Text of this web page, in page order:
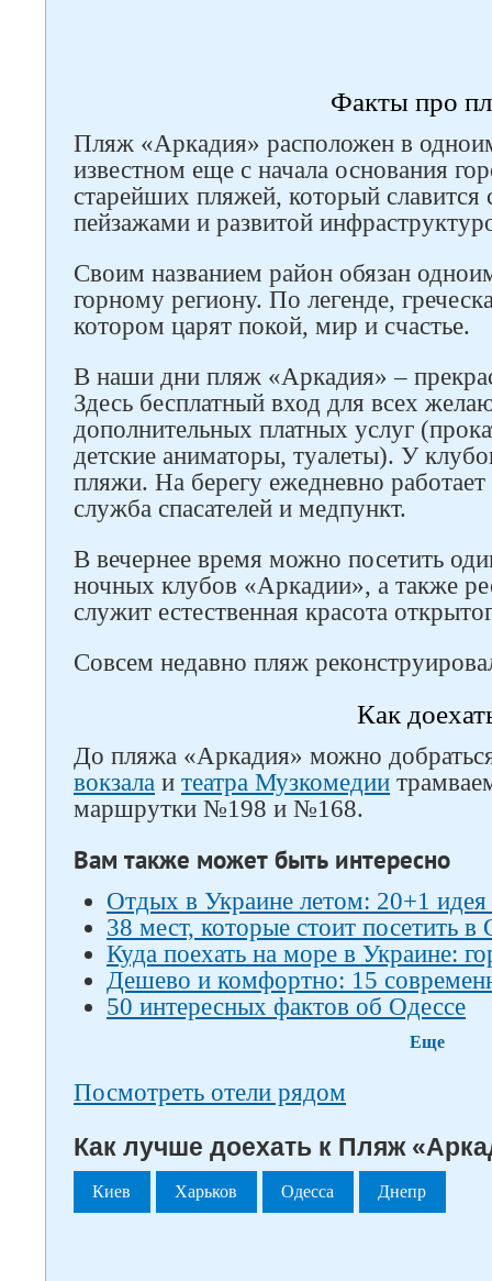
Факты про
Пляж «Аркадия» расположен в
известном еще с начала основания
старейших пляжей, который
пейзажами и развитой
Своим названием район обязан
горному региону. По легенде,
котором царят покой, мир и счастье.
В наши дни пляж «Аркадия» –
Здесь бесплатный вход для всех
дополнительных платных услуг
детские аниматоры, туалеты). У
пляжи. На берегу ежедневно
служба спасателей и медпункт.
В вечернее время можно посетить
ночных клубов «Аркадии», а также
служит естественная красота
Совсем недавно пляж
Как
До пляжа «Аркадия» можно
вокзала и театра Музкомедии
маршрутки №198 и №168.
Вам также может быть интересно
Отдых в Украине летом: 20+1 идея
38 мест, которые стоит посетить в
Куда поехать на море в Украине:
Дешево и комфортно: 15
50 интересных фактов об Одессе
Еще
Посмотреть отели рядом
Как лучше доехать к Пляж
Киев Харьков Одесса Днепр